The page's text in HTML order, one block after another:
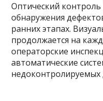
Оптический контроль
обнаружения
ранних этапах.
продолжается на
операторские
автоматические
недоконтролируемых